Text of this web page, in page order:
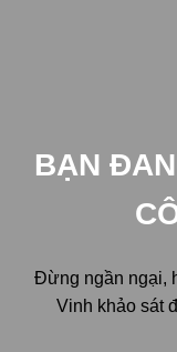
BẠN
Đừng ngần ngại,
Vinh khảo sát